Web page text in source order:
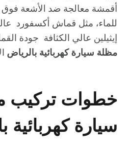
أقمشة معالجة ضد الأشعة فوق
للماء، مثل قماش أكسفورد
إيثيلين عالي الكثافة جودة
مظلة سيارة كهربائية بالرياض
خطوات تركيب
سيارة كهربائية